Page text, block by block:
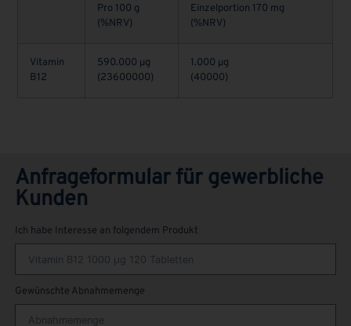
Pro 100 g
(%NRV)
Einzelportion 170 mg
(%NRV)
Vitamin
B12
590.000 µg
(23600000)
1.000 µg
(40000)
Anfrageformular für gewerbliche
Kunden
Ich habe Interesse an folgendem Produkt
Gewünschte Abnahmemenge